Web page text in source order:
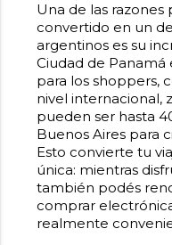
Una de las razones
convertido en un
argentinos es su
Ciudad de
para los shoppers,
nivel internacional,
pueden ser hasta
Buenos Aires para
Esto convierte tu
única: mientras
también podés
comprar
realmente